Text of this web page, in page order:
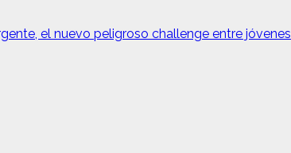
el nuevo peligroso challenge entre jóvenes